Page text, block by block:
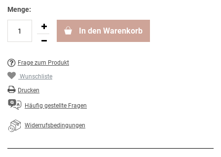
Menge:
In den Warenkorb
Frage zum Produkt
Wunschliste
Drucken
Häufig gestellte Fragen
Widerrufsbedingungen